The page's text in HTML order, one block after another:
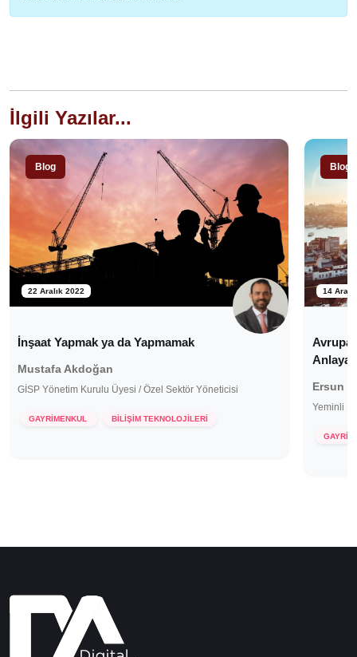
İlgili Yazılar...
Blog
22 Aralık 2022
İnşaat Yapmak ya da Yapmamak
Mustafa Akdoğan
GİSP Yönetim Kurulu Üyesi / Özel Sektör Yöneticisi
GAYRİMENKUL BİLİŞİM TEKNOLOJİLERİ
Blog
14
Ersun
Yeminli